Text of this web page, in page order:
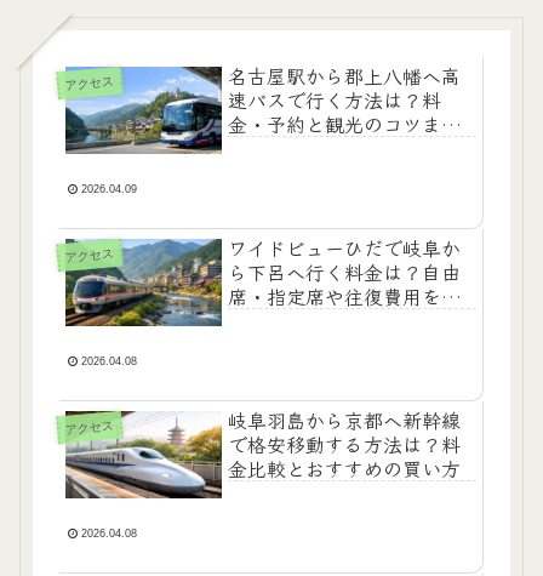
アクセス
名古屋駅から郡上八幡へ高
速バスで行く方法は？料
金・予約と観光のコツまで
2026.04.09
アクセス
ワイドビューひだで岐阜か
ら下呂へ行く料金は？自由
席・指定席や往復費用を解
2026.04.08
アクセス
岐阜羽島から京都へ新幹線
で格安移動する方法は？料
金比較とおすすめの買い方
2026.04.08